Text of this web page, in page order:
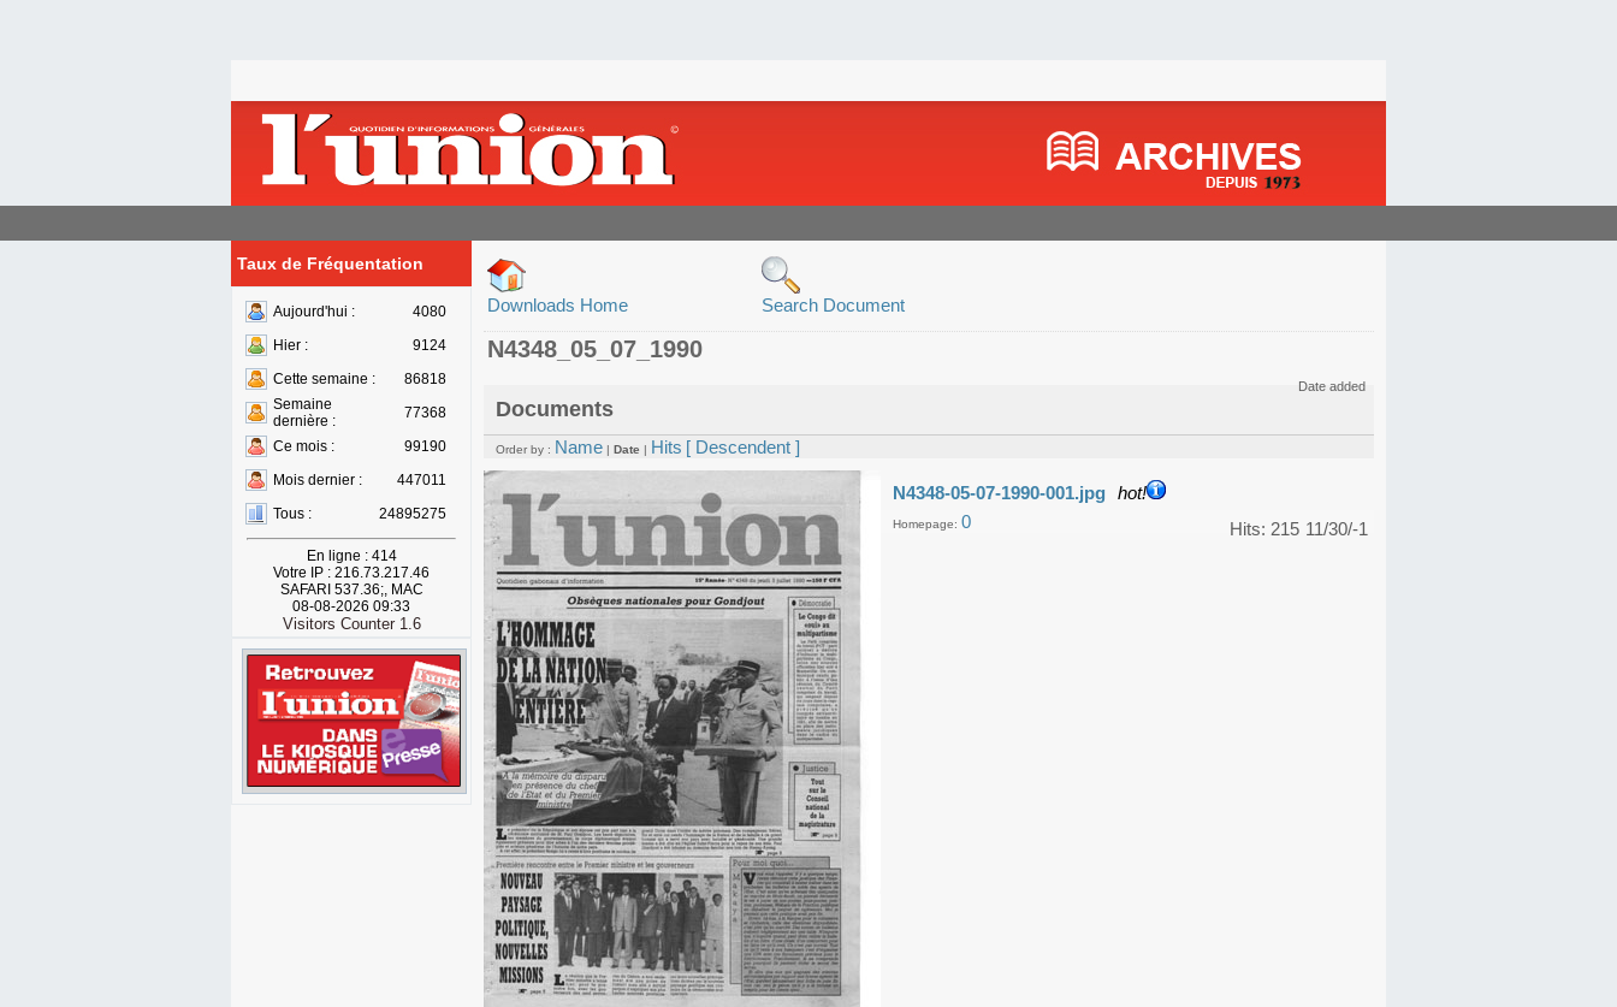
Taux de Fréquentation
Aujourd'hui :
4080
Hier :
9124
Cette semaine :
86818
Semaine
dernière :
77368
Ce mois :
99190
Mois dernier :
447011
Tous :
24895275
En ligne : 414
Votre IP : 216.73.217.46
SAFARI 537.36;, MAC
08-08-2026 09:33
Visitors Counter 1.6
Downloads Home Search Document
N4348_05_07_1990
Documents
Date added
Order by : Name | Date | Hits [ Descendent ]
N4348-05-07-1990-001.jpg hot!
11/30/-1
Hits: 215
Homepage: 0